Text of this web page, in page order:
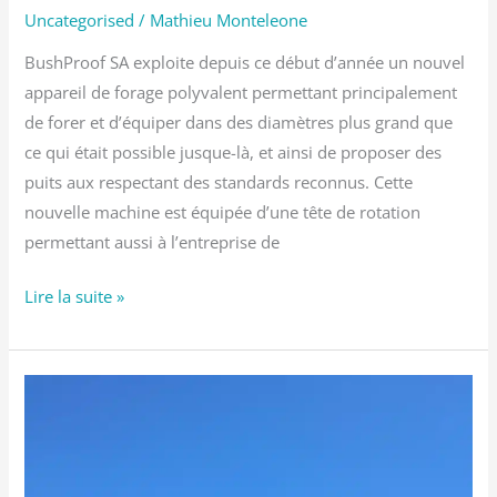
Uncategorised / Mathieu Monteleone
BushProof SA exploite depuis ce début d’année un nouvel
appareil de forage polyvalent permettant principalement
de forer et d’équiper dans des diamètres plus grand que
ce qui était possible jusque-là, et ainsi de proposer des
puits aux respectant des standards reconnus. Cette
nouvelle machine est équipée d’une tête de rotation
permettant aussi à l’entreprise de
Lire la suite »